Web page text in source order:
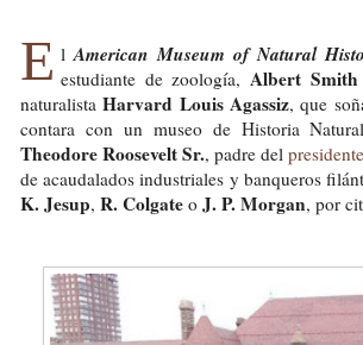
E lAmerican Museum of Natural
estudiante de zoología,Albert
naturalistaHarvard Louis Agassiz, que
contara con un museo de Historia
Theodore Roosevelt Sr., padre del
de acaudalados industriales y banqueros
K. Jesup, R. Colgate o J. P. Morgan, por